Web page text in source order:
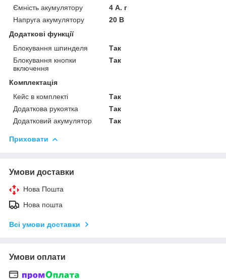
Ємність акумулятору
4 А. г
Напруга акумулятору
20 В
Додаткові функції
Блокування шпинделя
Так
Блокування кнопки
включення
Так
Комплектація
Кейс в комплекті
Так
Додаткова рукоятка
Так
Додатковий акумулятор
Так
Приховати
Умови доставки
Нова Пошта
Нова пошта
Всі умови доставки
Умови оплати